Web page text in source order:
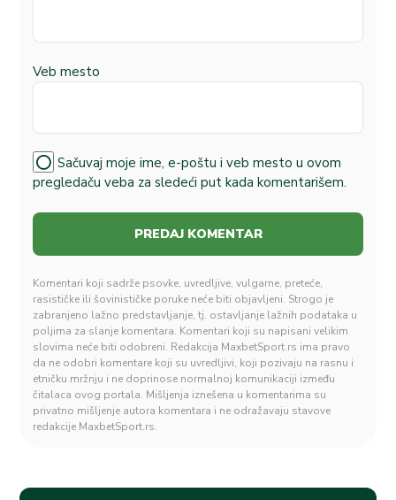
Veb mesto
Sačuvaj moje ime, e-poštu i veb mesto u ovom
pregledaču veba za sledeći put kada komentarišem.
Komentari koji sadrže psovke, uvredljive, vulgarne, preteće,
rasističke ili šovinističke poruke neće biti objavljeni. Strogo je
zabranjeno lažno predstavljanje, tj. ostavljanje lažnih podataka u
poljima za slanje komentara. Komentari koji su napisani velikim
slovima neće biti odobreni. Redakcija MaxbetSport.rs ima pravo
da ne odobri komentare koji su uvredljivi, koji pozivaju na rasnu i
etničku mržnju i ne doprinose normalnoj komunikaciji između
čitalaca ovog portala. Mišljenja iznešena u komentarima su
privatno mišljenje autora komentara i ne odražavaju stavove
redakcije MaxbetSport.rs.